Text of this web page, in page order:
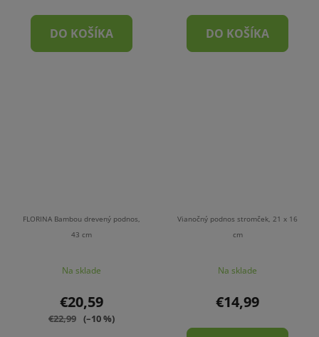
DO KOŠÍKA DO KOŠÍKA
FLORINA Bambou drevený podnos,
43 cm
Na sklade
€20,59
€22,99 (–10 %)
Vianočný podnos stromček, 21 x 16
cm
Na sklade
€14,99